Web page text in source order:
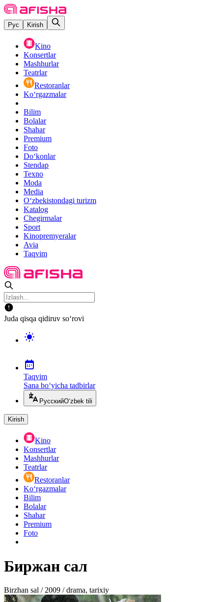
Рус Kirish
Kino
Konsertlar
Mashhurlar
Teatrlar
Restoranlar
Ko‘rgazmalar
Bilim
Bolalar
Shahar
Premium
Foto
Do‘konlar
Stendap
Texno
Moda
Media
O‘zbekistondagi turizm
Katalog
Chegirmalar
Sport
Kinopremyeralar
Avia
Taqvim
Juda qisqa qidiruv so‘rovi
Taqvim
Sana bo‘yicha tadbirlar
РусскийO‘zbek tili
Kirish
Kino
Konsertlar
Mashhurlar
Teatrlar
Restoranlar
Ko‘rgazmalar
Bilim
Bolalar
Shahar
Premium
Foto
Биржан сал
Birzhan sal / 2009 / drama, tarixiy